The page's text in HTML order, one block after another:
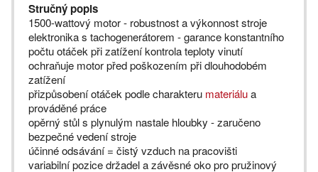
Stručný popis
1500-wattový motor - robustnost a výkonnost stroje
elektronika s tachogenerátorem - garance konstantního
počtu otáček při zatížení kontrola teploty vinutí
ochraňuje motor před poškozením při dlouhodobém
zatížení
přizpůsobení otáček podle charakteru materiálua
prováděné práce
opěrný stůl s plynulým nastale hloubky - zaručeno
bezpečné vedení stroje
účinné odsávání = čistý vzduch na pracovišti
variabilní pozice držadel a závěsné oko pro pružinový